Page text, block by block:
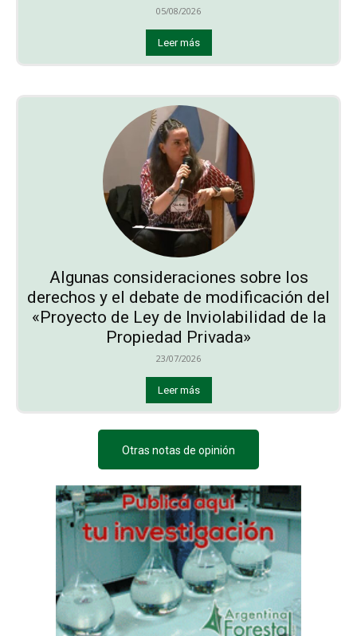
05/08/2026
Leer más
Algunas consideraciones sobre los
derechos y el debate de modificación del
«Proyecto de Ley de Inviolabilidad de la
Propiedad Privada»
23/07/2026
Leer más
Otras notas de opinión